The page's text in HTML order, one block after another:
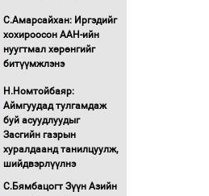
С.Амарсайхан: Иргэдийг
хохироосон ААН-ийн
нуугтмал хөрөнгийг
битүүмжлэнэ
Н.Номтойбаяр:
Аймгуудад тулгамдаж
буй асуудлуудыг
Засгийн газрын
хуралдаанд танилцуулж,
шийдвэрлүүлнэ
С.Бямбацогт Зүүн Азийн